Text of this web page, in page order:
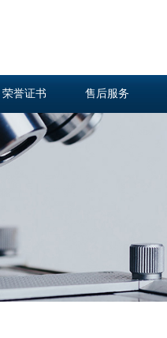
荣誉证书 售后服务